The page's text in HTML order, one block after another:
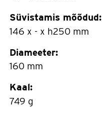
Süvistamis mõõdud:
146 x - x h250 mm
Diameeter:
160 mm
Kaal:
749 g